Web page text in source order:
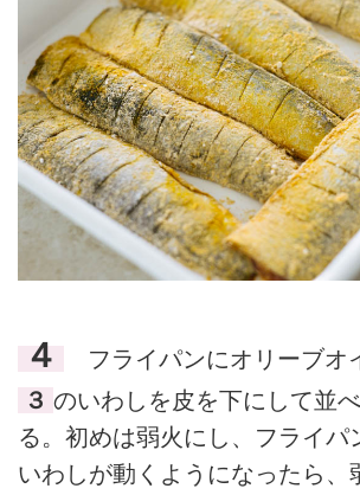
４
フライパンにオリーブオ
３ のいわしを皮を下にして並
る。初めは弱火にし、フライパ
いわしが動くようになったら、